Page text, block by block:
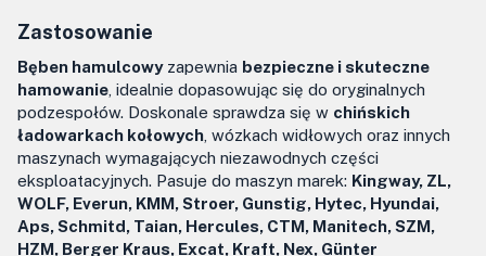
Zastosowanie
Bęben hamulcowyzapewnia bezpieczne i skuteczne
hamowanie , idealnie dopasowując się do oryginalnych
podzespołów. Doskonale sprawdza się w chińskich
ładowarkach kołowych , wózkach widłowych oraz innych
maszynach wymagających niezawodnych części
eksploatacyjnych. Pasuje do maszyn marek: Kingway, ZL,
WOLF, Everun, KMM, Stroer, Gunstig, Hytec, Hyundai,
Aps, Schmitd, Taian, Hercules, CTM, Manitech, SZM,
HZM, Berger Kraus, Excat, Kraft, Nex, Günter